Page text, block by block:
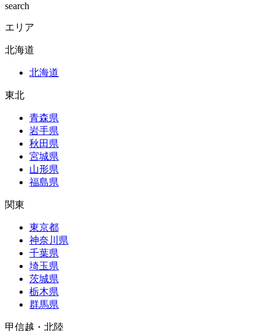
search
エリア
北海道
北海道
東北
青森県
岩手県
秋田県
宮城県
山形県
福島県
関東
東京都
神奈川県
千葉県
埼玉県
茨城県
栃木県
群馬県
甲信越・北陸